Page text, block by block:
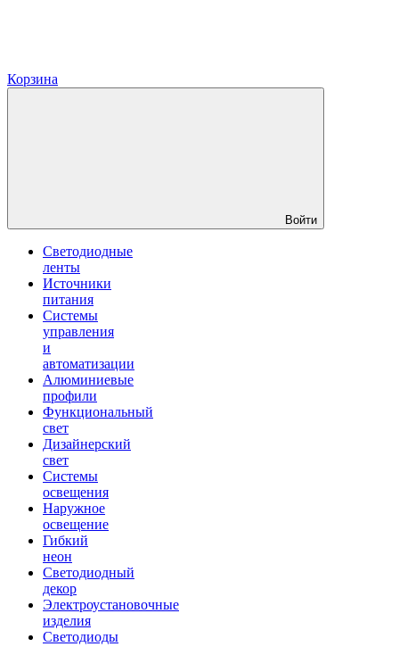
Корзина
Войти
Светодиодные
ленты
Источники
питания
Системы
управления
и
автоматизации
Алюминиевые
профили
Функциональный
свет
Дизайнерский
свет
Системы
освещения
Наружное
освещение
Гибкий
неон
Светодиодный
декор
Электроустановочные
изделия
Светодиоды